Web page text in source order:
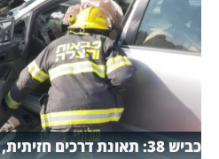
כביש 38: תאונת דרכים חזיתית, 2 נשים נפגעו